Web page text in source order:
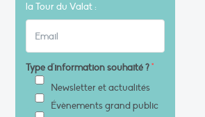
la Tour du Valat :
Type d'information souhaité ?*
Newsletter et actualités
Évènements grand public